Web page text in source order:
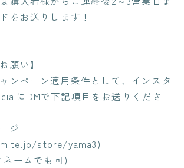
をお送りします！
願い】
ンペーン適用条件として、インスタ
にDMで下記項目をお送りくださ
ジ
store/yama3)
ームでも可)